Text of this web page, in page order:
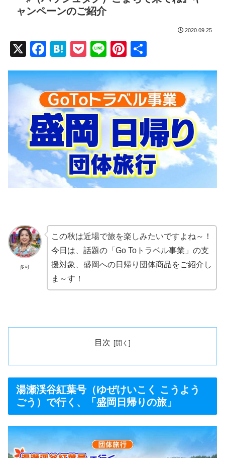
ャンペーンのご紹介
2020.09.25
X
F
c
e
b
o
o
k
H
e
n
a
P
ck
et
Li
e
Pi
er
e
st
多可
この秋は近場で旅を楽しみたいですよね～！
今日は、話題の「Go Toトラベル事業」の支
援対象、盛岡への日帰り団体商品をご紹介し
ま～す！
目次
湯瀬渓谷紅葉号（ゆぜけいこく こうよう
ごう）で行く、「盛岡日帰りの旅」